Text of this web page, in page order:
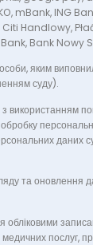
mBank, ING
Handlowy,
Bank Nowy
яким
суду).
даних
та оновлення
послуг,